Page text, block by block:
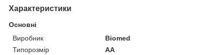
Характеристики
Основні
Виробник
Biomed
Типорозмір
AA